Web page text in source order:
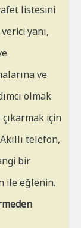
listesini
yanı,
ve
olmak
çıkarmak için
telefon,
bir
ile eğlenin.